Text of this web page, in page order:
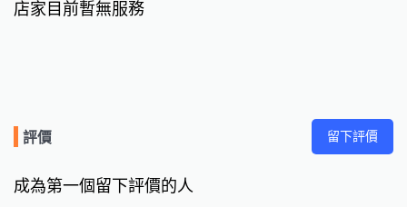
店家目前暫無服務
評價 留下評價
成為第一個留下評價的人